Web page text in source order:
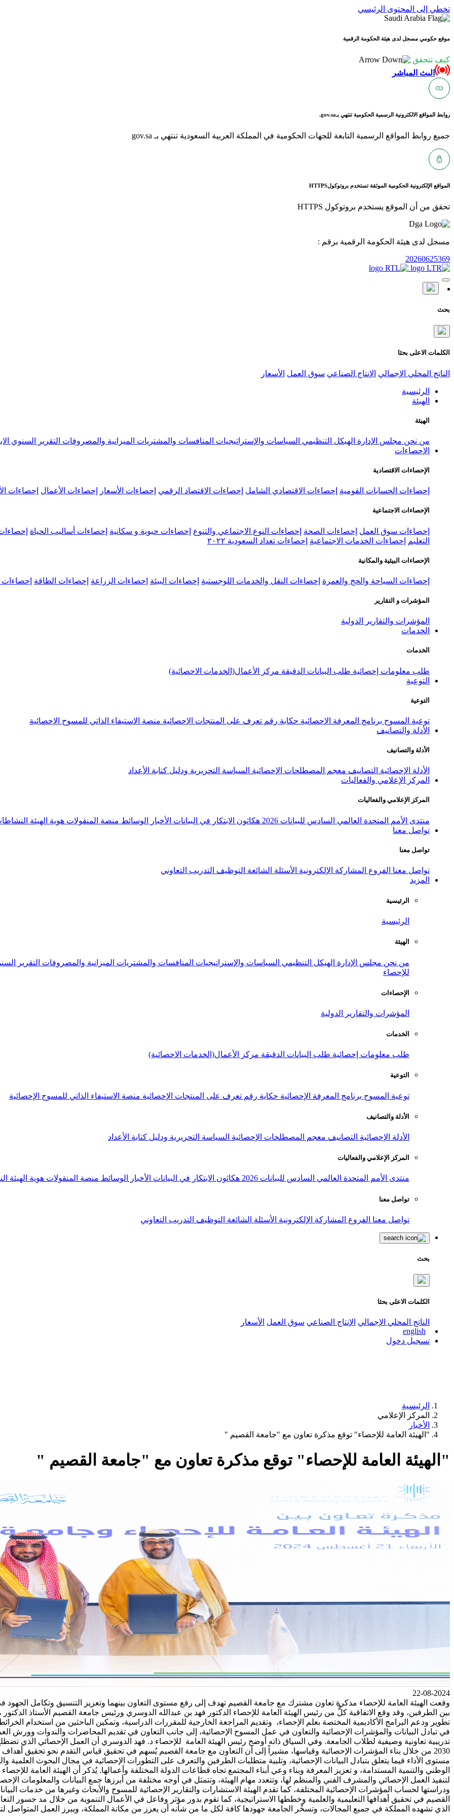
تخطي إلى المحتوى الرئيسي
موقع حكومي مسجل لدى هيئة الحكومة الرقمية
كيف تتحقق
البث المباشر
روابط المواقع الالكترونية الرسمية الحكومية تنتهي بـgov.sa.
جميع روابط المواقع الرسمية التابعة للجهات الحكومية في المملكة العربية السعودية تنتهي بـ gov.sa
المواقع الإلكترونية الحكومية الموثقة تستخدم بروتوكولHTTPS
تحقق من أن الموقع يستخدم بروتوكول HTTPS
مسجل لدى هيئة الحكومة الرقمية برقم :
20260625369
بحث
الكلمات الاعلى بحثا
الناتج المحلي الإجمالي الإنتاج الصناعي سوق العمل الأسعار
الرئيسية
الهيئة
الهيئة
من نحن مجلس الإدارة الهيكل التنظيمي السياسات والإستراتيجيات المنافسات والمشتريات الميزانية والمصروفات التقرير السنوي
الإحصاءات
الإحصاءات الاقتصادية
إحصاءات الحسابات القومية إحصاءات الاقتصادي الشامل إحصاءات الاقتصاد الرقمي إحصاءات الأسعار إحصاءات الأعمال إحصاءات
الإحصاءات الاجتماعية
إحصاءات سوق العمل إحصاءات الصحة إحصاءات النوع الاجتماعي والتنوع إحصاءات حيوية و سكانية إحصاءات أساليب الحياة
التعليم
إحصاءات الخدمات الاجتماعية إحصاءات تعداد السعودية ٢٠٢٢
الإحصاءات البيئية والمكانية
إحصاءات السياحة والحج والعمرة إحصاءات النقل والخدمات اللوجستية إحصاءات البيئة إحصاءات الزراعة إحصاءات الطاقة إحصاءات
المؤشرات و التقارير
المؤشرات والتقارير الدولية
الخدمات
الخدمات
طلب معلومات إحصائية طلب البيانات الدقيقة مركز الأعمال(الخدمات الاحصائية)
التوعية
التوعية
توعية المسوح برنامج المعرفة الإحصائية حكاية رقم تعرف على المنتجات الإحصائية منصة الاستيفاء الذاتي للمسوح الإحصائية
الأدلة والتصانيف
الأدلة والتصانيف
الأدلة الإحصائية التصانيف معجم المصطلحات الإحصائية السياسة التحريرية ودليل كتابة الأعداد
المركز الإعلامي والفعاليات
المركز الإعلامي والفعاليات
منتدى الأمم المتحدة العالمي السادس للبيانات 2026 هكاثون الابتكار في البيانات الأخبار الوسائط منصة المنقولات هوية الهيئة
تواصل معنا
تواصل معنا
تواصل معنا الفروع المشاركة الإلكترونية الأسئلة الشائعة التوظيف التدريب التعاوني
المزيد
الرئيسية
الرئيسية
الهيئة
من نحن مجلس الإدارة الهيكل التنظيمي السياسات والإستراتيجيات المنافسات والمشتريات الميزانية والمصروفات التقرير
للإحصاء
الإحصاءات
المؤشرات والتقارير الدولية
الخدمات
طلب معلومات إحصائية طلب البيانات الدقيقة مركز الأعمال(الخدمات الاحصائية)
التوعية
توعية المسوح برنامج المعرفة الإحصائية حكاية رقم تعرف على المنتجات الإحصائية منصة الاستيفاء الذاتي للمسوح الإحصائية
الأدلة والتصانيف
الأدلة الإحصائية التصانيف معجم المصطلحات الإحصائية السياسة التحريرية ودليل كتابة الأعداد
المركز الإعلامي والفعاليات
منتدى الأمم المتحدة العالمي السادس للبيانات 2026 هكاثون الابتكار في البيانات الأخبار الوسائط منصة المنقولات هوية الهيئة
تواصل معنا
تواصل معنا الفروع المشاركة الإلكترونية الأسئلة الشائعة التوظيف التدريب التعاوني
بحث
الكلمات الاعلى بحثا
الناتج المحلي الإجمالي الإنتاج الصناعي سوق العمل الأسعار
english
تسجيل دخول
الرئيسية
المركز الإعلامي
الأخبار
"الهيئة العامة للإحصاء" توقع مذكرة تعاون مع "جامعة القصيم "
"الهيئة العامة للإحصاء" توقع مذكرة تعاون مع "جامعة القصيم "
22-08-2024
وقعت الهيئة العامة للإحصاء مذكرة تعاون مشترك مع جامعة القصيم تهدف إلى رفع مستوى التعاون بينهما وتعزيز التنسيق وتكامل الجهود
بين الطرفين، وقد وقع الاتفاقية كلٌّ من رئيس الهيئة العامة للإحصاء الدكتور فهد بن عبدالله الدوسري ورئيس جامعة القصيم الأستاذ
تطوير ودعم البرامج الأكاديمية المختصة بعلم الإحصاء، وتقديم المراجعة الخارجية للمقررات الدراسية، وتمكين الباحثين من استخدام الخرائط
في تبادل البيانات والمؤشرات الإحصائية والتعاون في عمل المسوح الإحصائية، إلى جانب التعاون في تقديم المحاضرات والندوات
تدريبية تعاونية وصيفية لطلاب الجامعة. وفي السياق ذاته أوضح رئيس الهيئة العامة للإحصاء د. فهد الدوسري أن العمل الإحصائي الذي
2030 من خلال بناء المؤشرات الإحصائية وقياسها، مشيراً إلى أن التعاون مع جامعة القصيم يُسهم في تحقيق قياس التقدم نحو تحقيق
مستوى الأداء فيما يتعلق بتبادل البيانات الإحصائية، وتلبية متطلبات الطرفين والتعرف على التطورات الإحصائية في مجال البحوث العلمية
الوطني والتنمية المستدامة، و تعزيز المعرفة وبناء وعي أبناء المجتمع تجاه قطاعات الدولة المختلفة وأعمالها. يُذكر أن الهيئة العامة
لتنفيذ العمل الإحصائي والمشرف الفني والمنظم لها، وتتعدد مهام الهيئة، وتتمثل في أوجه مختلفة من أبرزها جمع البيانات والمعلومات
ودراستها لحساب المؤشرات الإحصائية المختلفة، كما تقدم الهيئة الاستشارات والتقارير الإحصائية للمسوح والأبحاث وغيرها من خدمات
القصيم في تحقيق أهدافها التعليمية والعلمية وخططها الاستراتيجية، كما تقوم بدور مؤثر وفاعل في الأعمال التنموية من خلال مد جسور
الذي تشهده المملكة في جميع المجالات، وتسخِّر الجامعة جهودها كافة لكل ما من شأنه أن يعزز من مكانة المملكة، ويبرز العمل المتواصل